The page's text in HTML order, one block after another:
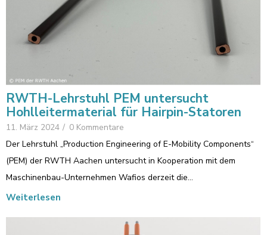
RWTH-Lehrstuhl PEM untersucht
Hohlleitermaterial für Hairpin-Statoren
11. März 2024 / 0 Kommentare
Der Lehrstuhl „Production Engineering of E-Mobility Components“
(PEM) der RWTH Aachen untersucht in Kooperation mit dem
Maschinenbau-Unternehmen Wafios derzeit die…
Weiterlesen